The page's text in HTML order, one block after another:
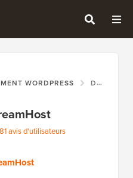
WORDPRESS DREAMHOST
avis d'utilisateurs